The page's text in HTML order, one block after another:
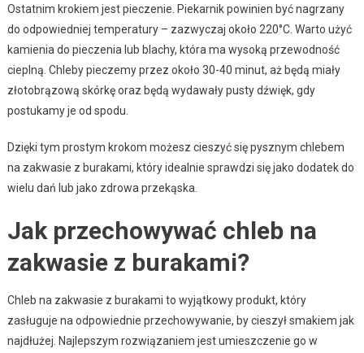
Ostatnim krokiem jest pieczenie. Piekarnik powinien być nagrzany
do odpowiedniej temperatury – zazwyczaj około 220°C. Warto użyć
kamienia do pieczenia lub blachy, która ma wysoką przewodność
cieplną. Chleby pieczemy przez około 30-40 minut, aż będą miały
złotobrązową skórkę oraz będą wydawały pusty dźwięk, gdy
postukamy je od spodu.
Dzięki tym prostym krokom możesz cieszyć się pysznym chlebem
na zakwasie z burakami, który idealnie sprawdzi się jako dodatek do
wielu dań lub jako zdrowa przekąska.
Jak przechowywać chleb na
zakwasie z burakami?
Chleb na zakwasie z burakami to wyjątkowy produkt, który
zasługuje na odpowiednie przechowywanie, by cieszył smakiem jak
najdłużej. Najlepszym rozwiązaniem jest umieszczenie go w